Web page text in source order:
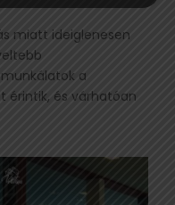
miatt ideiglenesen
a
érintik, és várhatóan